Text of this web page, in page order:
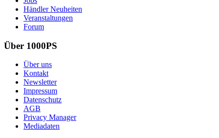
Händler Neuheiten
Veranstaltungen
Forum
Über 1000PS
Über uns
Kontakt
Newsletter
Impressum
Datenschutz
AGB
Privacy Manager
Mediadaten